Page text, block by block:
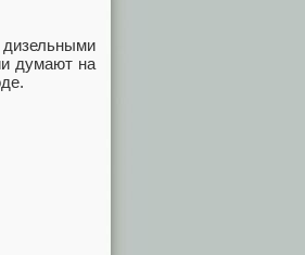
думают на